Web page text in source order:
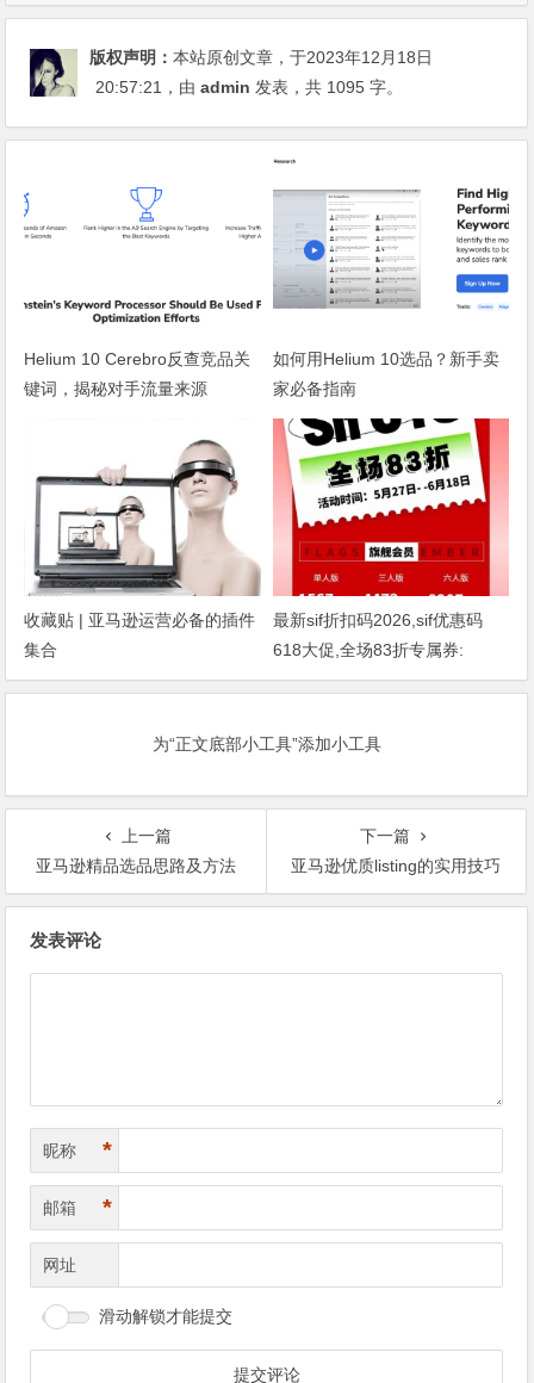
版权声明：本站原创文章，于2023年12月18日
20:57:21 ，由admin 发表，共 1095 字。
Helium 10 Cerebro反查竞品关
键词，揭秘对手流量来源
如何用Helium 10选品？新手卖
家必备指南
收藏贴 | 亚马逊运营必备的插件
集合
最新sif折扣码2026,sif优惠码
618大促,全场83折专属券:
dmj88
为“正文底部小工具”添加小工具
上一篇
亚马逊精品选品思路及方法
下一篇
亚马逊优质listing的实用技巧
发表评论
昵称 *
邮箱 *
网址
滑动解锁才能提交